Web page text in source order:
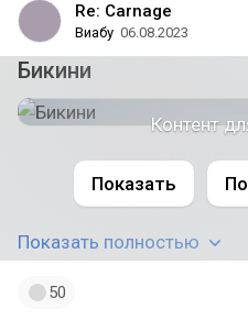
Re: Carnage
Виабу 06.08.2023
Бикини
#weaboo1 #bikiniweaboo
#blue_archive
Показать полностью
Контент
Показать
50